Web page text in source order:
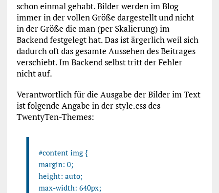
schon einmal gehabt. Bilder werden im Blog
immer in der vollen Größe dargestellt und nicht
in der Größe die man (per Skalierung) im
Backend festgelegt hat. Das ist ärgerlich weil sich
dadurch oft das gesamte Aussehen des Beitrages
verschiebt. Im Backend selbst tritt der Fehler
nicht auf.
Verantwortlich für die Ausgabe der Bilder im Text
ist folgende Angabe in der style.css des
TwentyTen-Themes:
#content img {
margin: 0;
height: auto;
max-width: 640px;